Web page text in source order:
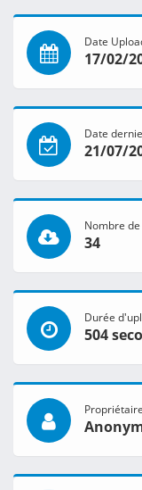
Date
17/02/
Date
21/07/
Nombre
34
Durée
504
Propriétaire